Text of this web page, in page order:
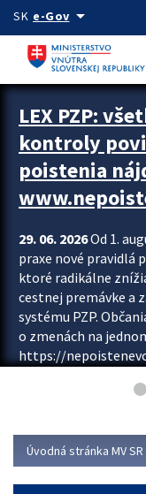
Preskocit na hlavný
SK e-Govarrow_drop_down
Zastavit automatický
LEX PZP:
kontroly
poistenia
29. 06. 2026Od 1.
praxe nové pravidlá
ktoré radikálne
cestnej premávke a
systému PZP.
o zmenách na
https://
asociácie poisťovní
Viac
Úvodná stránka MV SR